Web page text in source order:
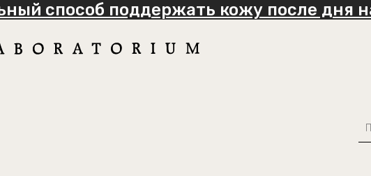
способ поддержать кожу после дня